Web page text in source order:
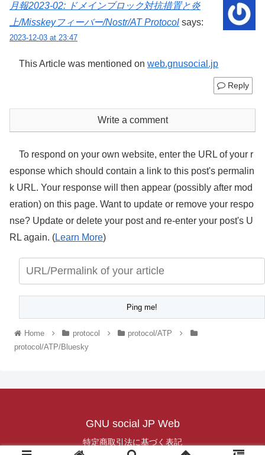
月報2023-02: ドメインブロック対抗措置と炎
上/Misskeyフィーバー/Nostr/AT Protocol says:
2023-12-03 at 23:47
This Article was mentioned on web.gnusocial.jp
Reply
Write a comment
To respond on your own website, enter the URL of your r
esponse which should contain a link to this post's permalin
k URL. Your response will then appear (possibly after mod
eration) on this page. Want to update or remove your respo
nse? Update or delete your post and re-enter your post's U
RL again. (Learn More)
Home protocol
protocol/ATP
protocol/ATP/Bluesky
GNU social JP Web
特定商取引法に基づく表記